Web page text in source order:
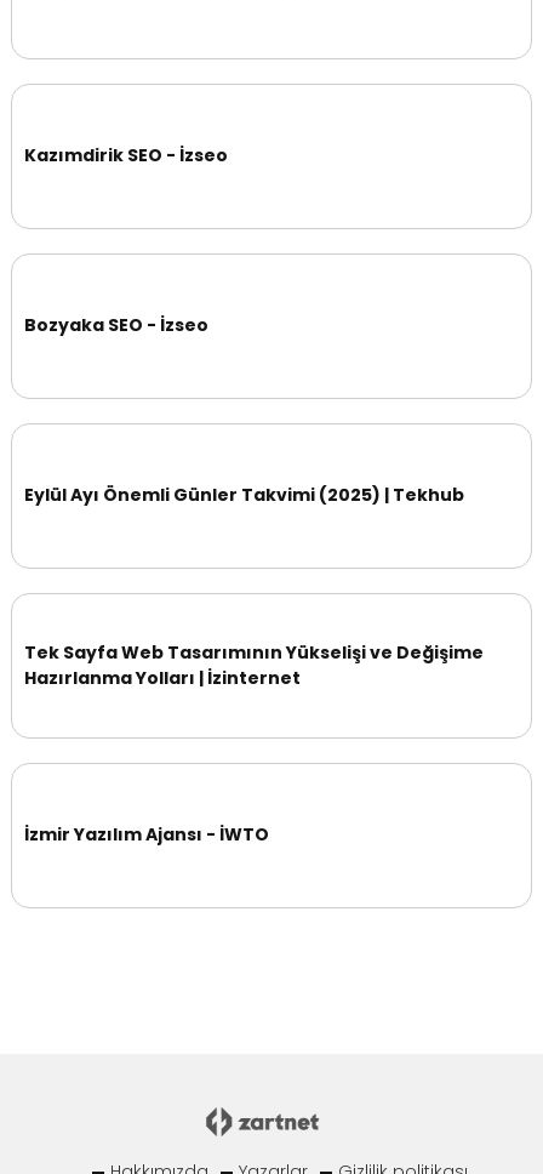
Kazımdirik SEO - İzseo
Bozyaka SEO - İzseo
Eylül Ayı Önemli Günler Takvimi (2025) | Tekhub
Tek Sayfa Web Tasarımının Yükselişi ve Değişime
Hazırlanma Yolları | İzinternet
İzmir Yazılım Ajansı - İWTO